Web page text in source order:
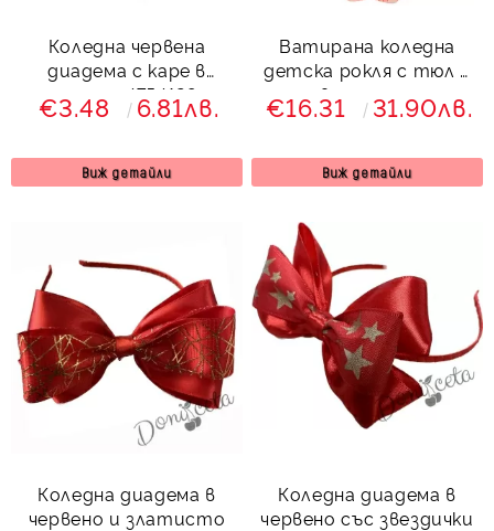
Коледна червена
диадема с каре в
зелено 4754128
€3.48 6.81лв.
Виж детайли
Ватирана коледна
детска рокля с тюл в
червено с еленче
€16.31 31.90лв.
Виж детайли
Коледна диадема в
червено и златисто
Коледна диадема в
червено със звездички